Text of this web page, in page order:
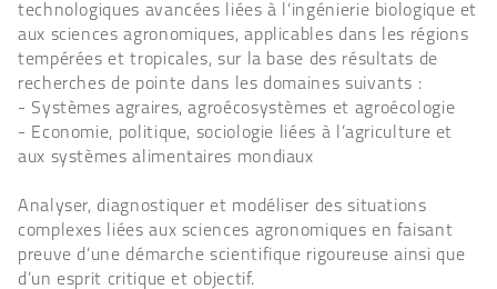
technologiques avancées liées à l’ingénierie biologique et
aux sciences agronomiques, applicables dans les régions
tempérées et tropicales, sur la base des résultats de
recherches de pointe dans les domaines suivants :
- Systèmes agraires, agroécosystèmes et agroécologie
- Economie, politique, sociologie liées à l’agriculture et
aux systèmes alimentaires mondiaux
Analyser, diagnostiquer et modéliser des situations
complexes liées aux sciences agronomiques en faisant
preuve d’une démarche scientifique rigoureuse ainsi que
d’un esprit critique et objectif.